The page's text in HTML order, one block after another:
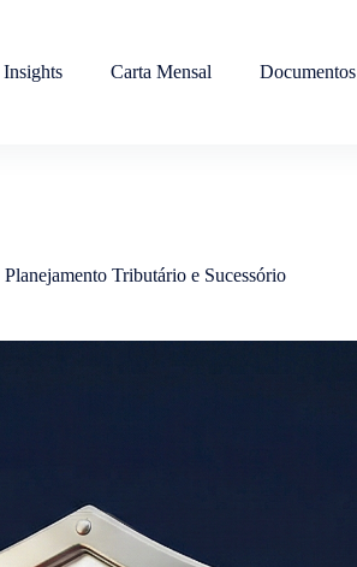
Insights Carta Mensal Documentos
Planejamento Tributário e Sucessório